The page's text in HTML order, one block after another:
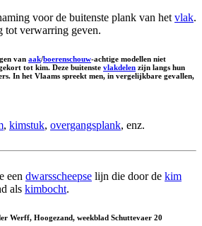
voor de buitenste plank van het vlak.
tot verwarring geven.
van aak/boerenschouw-achtige modellen niet
tot kim. Deze buitenste vlakdelen zijn langs hun
In het Vlaams spreekt men, in vergelijkbare gevallen,
, kimstuk, overgangsplank, enz.
een dwarsscheepse lijn die door de kim
als kimbocht.
Werff, Hoogezand, weekblad Schuttevaer 20